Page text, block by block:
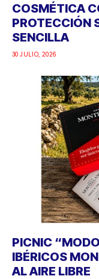
COSMÉTICA
PROTECCIÓN
SENCILLA
30 JULIO, 2026
PICNIC
IBÉRICOS
AL AIRE LIBRE